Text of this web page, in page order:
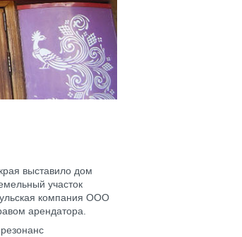
выставило дом
участок
компания ООО
арендатора.